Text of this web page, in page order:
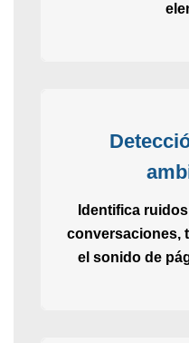
Identifica
conversaciones,
el sonido de